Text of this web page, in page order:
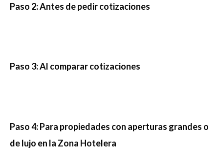
Paso 2: Antes de pedir cotizaciones
Paso 3: Al comparar cotizaciones
Paso 4: Para propiedades con aperturas grandes o
de lujo en la Zona Hotelera